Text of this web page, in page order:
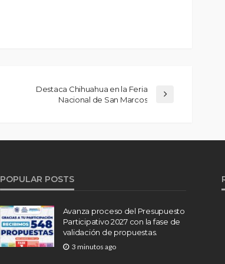
Destaca Chihuahua en la Feria
Nacional de San Marcos
POPULAR POSTS
Avanza proceso del Presupuesto
Participativo 2027 con la fase de
validación de propuestas.
3 minutos ago